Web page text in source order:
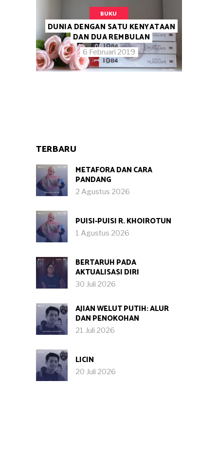
BUKU
DUNIA DENGAN SATU KENYATAAN
DAN DUA REMBULAN
6 Februari 2019
TERBARU
METAFORA DAN CARA
PANDANG
2 Agustus 2026
PUISI-PUISI R. KHOIROTUN
1 Agustus 2026
BERTARUH PADA
AKTUALISASI DIRI
30 Juli 2026
AJIAN WELUT PUTIH: ALUR
DAN PENOKOHAN
21 Juli 2026
LICIN
20 Juli 2026